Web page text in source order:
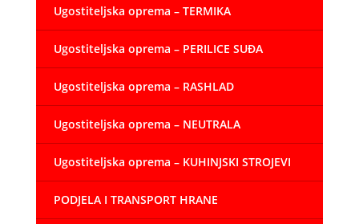
Ugostiteljska oprema – TERMIKA
Ugostiteljska oprema – PERILICE SUĐA
Ugostiteljska oprema – RASHLAD
Ugostiteljska oprema – NEUTRALA
Ugostiteljska oprema – KUHINJSKI STROJEVI
PODJELA I TRANSPORT HRANE